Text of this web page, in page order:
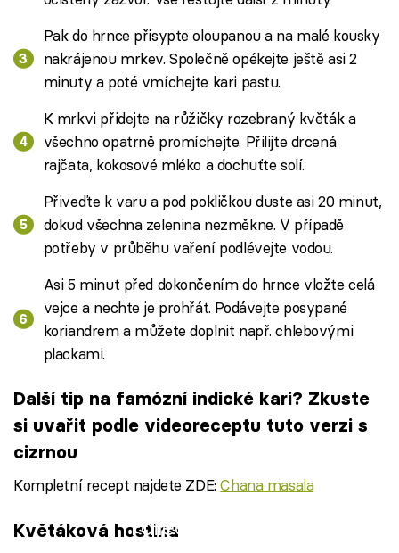
Pak do hrnce přisypte oloupanou a na malé kousky
nakrájenou mrkev. Společně opékejte ještě asi 2
minuty a poté vmíchejte kari pastu.
K mrkvi přidejte na růžičky rozebraný květák a
všechno opatrně promíchejte. Přilijte drcená
rajčata, kokosové mléko a dochuťte solí.
Přiveďte k varu a pod pokličkou duste asi 20 minut,
dokud všechna zelenina nezměkne. V případě
potřeby v průběhu vaření podlévejte vodou.
Asi 5 minut před dokončením do hrnce vložte celá
vejce a nechte je prohřát. Podávejte posypané
koriandrem a můžete doplnit např. chlebovými
plackami.
Další tip na famózní indické kari? Zkuste
si uvařit podle videoreceptu tuto verzi s
cizrnou
Kompletní recept najdete ZDE:Chana masala
Failed to fetch
Květáková hostina